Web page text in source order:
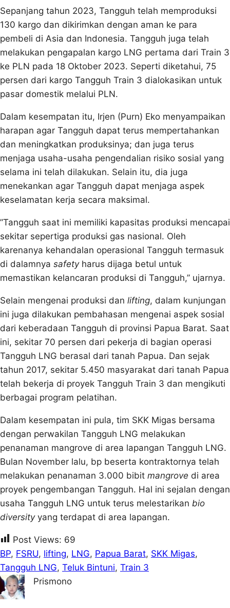
Sepanjang tahun 2023, Tangguh telah memproduksi
130 kargo dan dikirimkan dengan aman ke para
pembeli di Asia dan Indonesia. Tangguh juga telah
melakukan pengapalan kargo LNG pertama dari Train 3
ke PLN pada 18 Oktober 2023. Seperti diketahui, 75
persen dari kargo Tangguh Train 3 dialokasikan untuk
pasar domestik melalui PLN.
Dalam kesempatan itu, Irjen (Purn) Eko menyampaikan
harapan agar Tangguh dapat terus mempertahankan
dan meningkatkan produksinya; dan juga terus
menjaga usaha-usaha pengendalian risiko sosial yang
selama ini telah dilakukan. Selain itu, dia juga
menekankan agar Tangguh dapat menjaga aspek
keselamatan kerja secara maksimal.
”Tangguh saat ini memiliki kapasitas produksi mencapai
sekitar sepertiga produksi gas nasional. Oleh
karenanya kehandalan operasional Tangguh termasuk
di dalamnya safetyharus dijaga betul untuk
memastikan kelancaran produksi di Tangguh,” ujarnya.
Selain mengenai produksi dan lifting, dalam kunjungan
ini juga dilakukan pembahasan mengenai aspek sosial
dari keberadaan Tangguh di provinsi Papua Barat. Saat
ini, sekitar 70 persen dari pekerja di bagian operasi
Tangguh LNG berasal dari tanah Papua. Dan sejak
tahun 2017, sekitar 5.450 masyarakat dari tanah Papua
telah bekerja di proyek Tangguh Train 3 dan mengikuti
berbagai program pelatihan.
Dalam kesempatan ini pula, tim SKK Migas bersama
dengan perwakilan Tangguh LNG melakukan
penanaman mangrove di area lapangan Tangguh LNG.
Bulan November lalu, bp beserta kontraktornya telah
melakukan penanaman 3.000 bibit mangrove di area
proyek pengembangan Tangguh. Hal ini sejalan dengan
usaha Tangguh LNG untuk terus melestarikan bio
diversityyang terdapat di area lapangan.
Post Views: 69
BP, FSRU, lifting, LNG, Papua Barat, SKK Migas
Tangguh LNG, Teluk Bintuni, Train 3
Prismono